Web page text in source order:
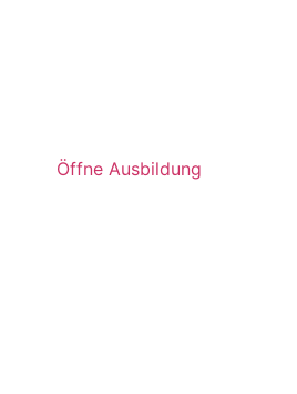
Öffne Ausbildung